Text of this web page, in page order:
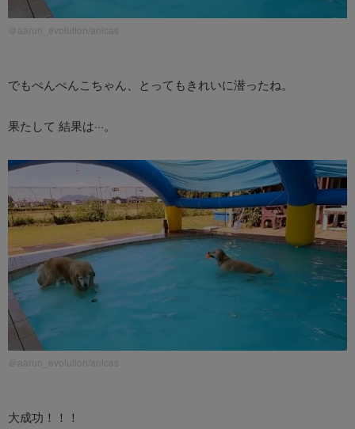
＠aarun_evolution/anicas
でもぺんぺんこちゃん、とってもきれいに潜ったね。
果たして 結果は···。
＠aarun_evolution/anicas
大成功！！！